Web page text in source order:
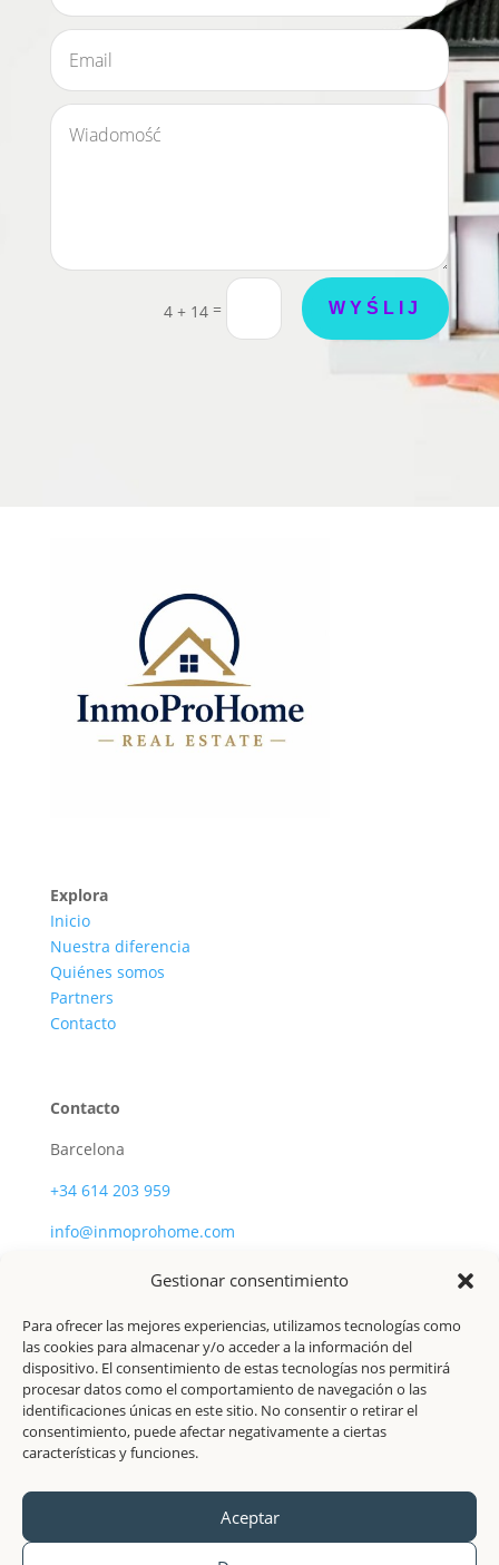
Gestionar consentimiento
Para ofrecer las mejores experiencias, utilizamos tecnologías como
las cookies para almacenar y/o acceder a la información del
dispositivo. El consentimiento de estas tecnologías nos permitirá
procesar datos como el comportamiento de navegación o las
identificaciones únicas en este sitio. No consentir o retirar el
consentimiento, puede afectar negativamente a ciertas
características y funciones.
Aceptar
4 + 14 = WYŚLIJ
Explora
Inicio
Nuestra diferencia
Quiénes somos
Partners
Contacto
Contacto
Barcelona
+34 614 203 959
info@inmoprohome.com
Síguenos
Instagram
Facebook
LinkedIn
reservados.